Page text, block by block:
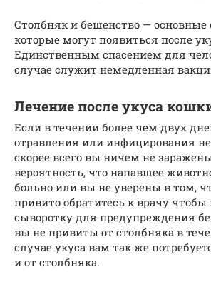
Столбняк и бешенство — основные
которые могут появиться после
Единственным спасением для
случае служит немедленная
Лечение после укуса
Если в течении более чем двух
отравления или инфицирования
скорее всего вы ничем не
вероятность, что напавшее
больно или вы не уверены в том,
привито обратитесь к врачу
сыворотку для предупреждения
вы не привиты от столбняка в
случае укуса вам так же
и от столбняка.